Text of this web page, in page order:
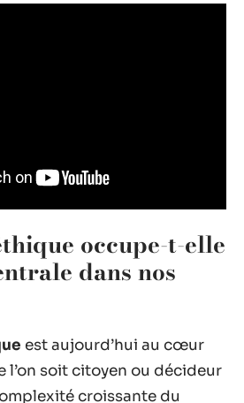
occupe-t-elle
dans nos
est aujourd’hui au cœur
l’on soit citoyen ou décideur
croissante du